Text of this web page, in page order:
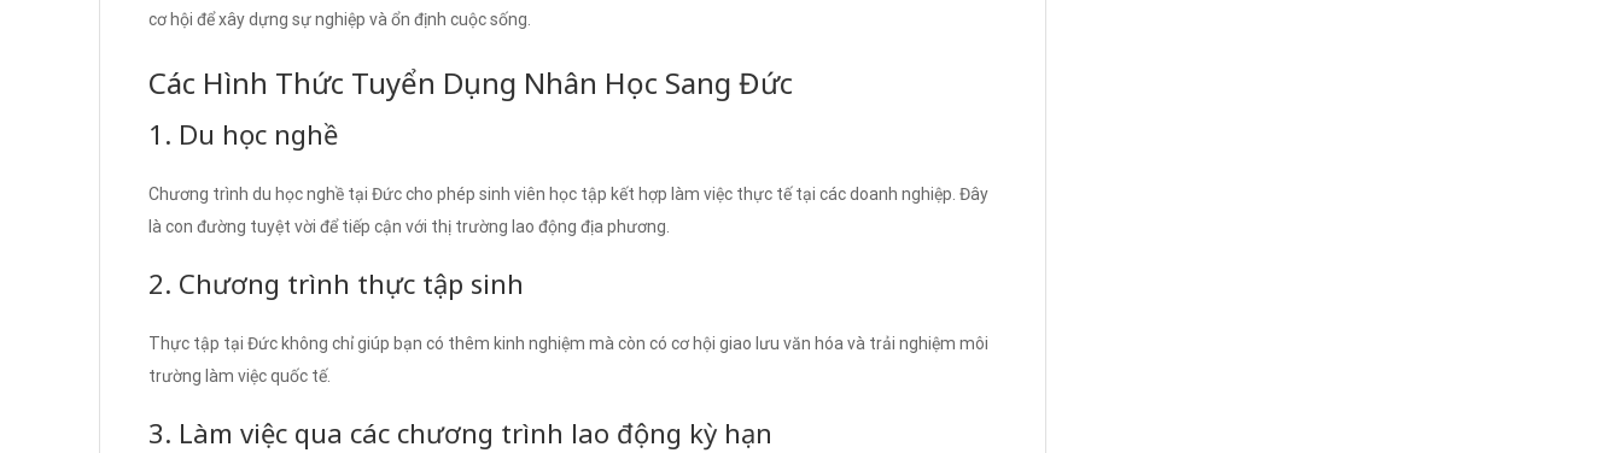
cơ hội để xây dựng sự nghiệp và ổn định cuộc sống.
Các Hình Thức Tuyển Dụng Nhân Học Sang Đức
1. Du học nghề
Chương trình du học nghề tại Đức cho phép sinh viên học tập kết hợp làm việc thực tế tại các doanh nghiệp. Đây
là con đường tuyệt vời để tiếp cận với thị trường lao động địa phương.
2. Chương trình thực tập sinh
Thực tập tại Đức không chỉ giúp bạn có thêm kinh nghiệm mà còn có cơ hội giao lưu văn hóa và trải nghiệm môi
trường làm việc quốc tế.
3. Làm việc qua các chương trình lao động kỳ hạn